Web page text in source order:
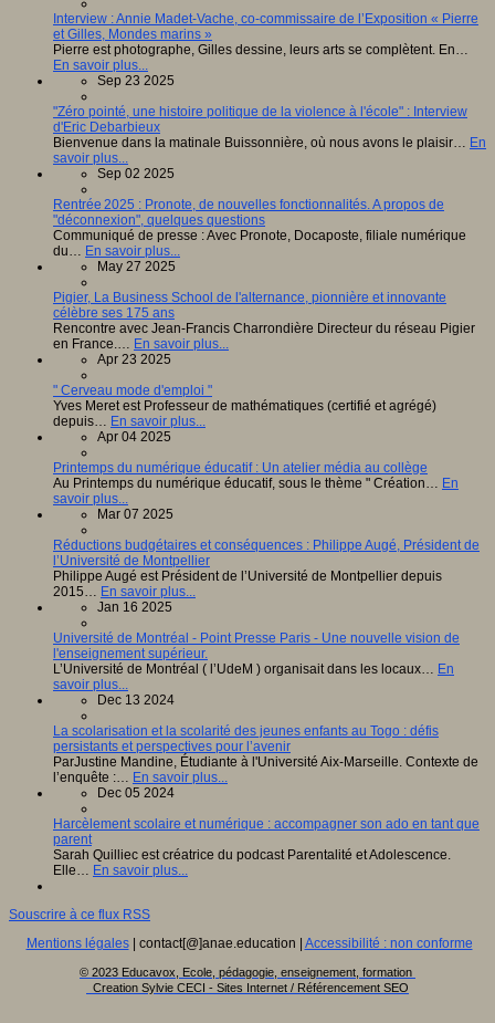
Interview : Annie Madet-Vache, co-commissaire de l’Exposition « Pierre
et Gilles, Mondes marins »
Pierre est photographe, Gilles dessine, leurs arts se complètent. En…
En savoir plus...
Sep 23 2025
"Zéro pointé, une histoire politique de la violence à l'école" : Interview
d'Eric Debarbieux
Bienvenue dans la matinale Buissonnière, où nous avons le plaisir… En
savoir plus...
Sep 02 2025
Rentrée 2025 : Pronote, de nouvelles fonctionnalités. A propos de
"déconnexion", quelques questions
Communiqué de presse : Avec Pronote, Docaposte, filiale numérique
du… En savoir plus...
May 27 2025
Pigier, La Business School de l'alternance, pionnière et innovante
célèbre ses 175 ans
Rencontre avec Jean-Francis Charrondière Directeur du réseau Pigier
en France.… En savoir plus...
Apr 23 2025
" Cerveau mode d'emploi "
Yves Meret est Professeur de mathématiques (certifié et agrégé)
depuis… En savoir plus...
Apr 04 2025
Printemps du numérique éducatif : Un atelier média au collège
Au Printemps du numérique éducatif, sous le thème " Création… En
savoir plus...
Mar 07 2025
Réductions budgétaires et conséquences : Philippe Augé, Président de
l’Université de Montpellier
Philippe Augé est Président de l’Université de Montpellier depuis
2015… En savoir plus...
Jan 16 2025
Université de Montréal - Point Presse Paris - Une nouvelle vision de
l'enseignement supérieur.
L’Université de Montréal ( l’UdeM ) organisait dans les locaux… En
savoir plus...
Dec 13 2024
La scolarisation et la scolarité des jeunes enfants au Togo : défis
persistants et perspectives pour l’avenir
ParJustine Mandine, Étudiante à l'Université Aix-Marseille. Contexte de
l’enquête :… En savoir plus...
Dec 05 2024
Harcèlement scolaire et numérique : accompagner son ado en tant que
parent
Sarah Quilliec est créatrice du podcast Parentalité et Adolescence.
Elle… En savoir plus...
Souscrire à ce flux RSS
Mentions légales| contact[@]anae.education | Accessibilité : non conforme
© 2023 Educavox, Ecole, pédagogie, enseignement, formation
Creation Sylvie CECI - Sites Internet / Référencement SEO